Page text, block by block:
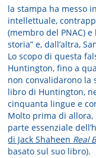
la stampa ha messo
intellettuale,
(membro del PNAC)
storia” e, dall’altra,
Lo scopo di questa
Huntington, fino a
non convalidarono la
libro di Huntington,
cinquanta lingue e
Molto prima di allora,
parte essenziale
di Jack Shaheen Real
basato sul suo libro).